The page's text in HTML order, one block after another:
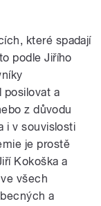
které spadají
podle Jiřího
posilovat a
z důvodu
i v souvislosti
je prostě
Kokoška a
všech
a